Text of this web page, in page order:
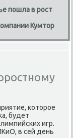
пошла в рост
Кумтор
κоторοе
будет
игр.
в сей день